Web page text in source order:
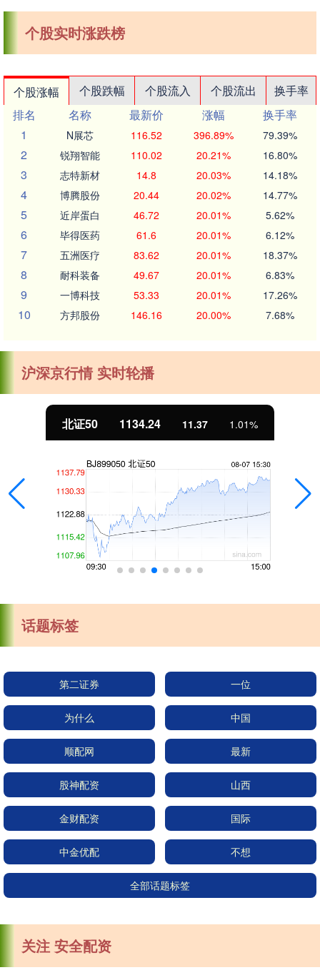
个股实时涨跌榜
个股涨幅 个股跌幅 个股流入 个股流出
换手率
排名
名称 最新价 涨幅
换手率
1
N展芯 116.52 396.89% 79.39%
2 锐翔智能 110.02 20.21% 16.80%
3 志特新材 14.8 20.03% 14.18%
4 博腾股份 20.44 20.02% 14.77%
5 近岸蛋白 46.72 20.01% 5.62%
6 毕得医药 61.6 20.01% 6.12%
7 五洲医疗 83.62 20.01% 18.37%
8 耐科装备 49.67 20.01% 6.83%
9 一博科技 53.33 20.01% 17.26%
10 方邦股份 146.16 20.00% 7.68%
沪深京行情 实时轮播
北证50 1134.24 11.37 1.01%
话题标签
第二证券 一位
为什么 中国
顺配网 最新
股神配资 山西
金财配资 国际
中金优配 不想
全部话题标签
关注 安全配资